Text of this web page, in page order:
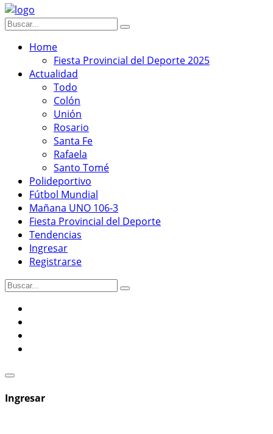
Home
Fiesta Provincial del Deporte 2025
Actualidad
Todo
Colón
Unión
Rosario
Santa Fe
Rafaela
Santo Tomé
Polideportivo
Fútbol Mundial
Mañana UNO 106-3
Fiesta Provincial del Deporte
Tendencias
Ingresar
Registrarse
Ingresar